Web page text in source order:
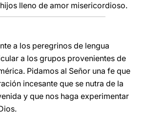
lleno de amor misericordioso.
a los peregrinos de lengua
a los grupos provenientes de
Pidamos al Señor una fe que
incesante que se nutra de la
y que nos haga experimentar